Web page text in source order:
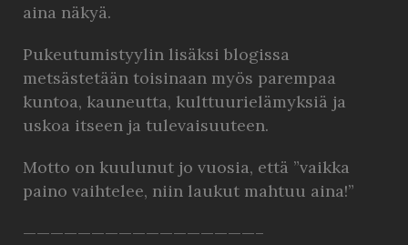
aina näkyä.
Pukeutumistyylin lisäksi blogissa
metsästetään toisinaan myös parempaa
kuntoa, kauneutta, kulttuurielämyksiä ja
uskoa itseen ja tulevaisuuteen.
Motto on kuulunut jo vuosia, että ”vaikka
paino vaihtelee, niin laukut mahtuu aina!”
—————————————————–